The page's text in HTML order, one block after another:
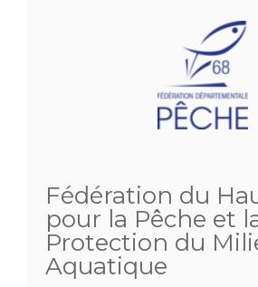
Fédération du
pour la Pêche et
Protection du
Aquatique